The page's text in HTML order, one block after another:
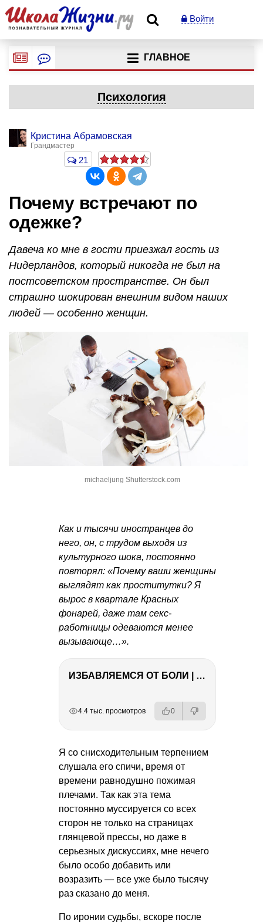
Войти
ГЛАВНОЕ
Психология
Кристина Абрамовская
Грандмастер
21
Почему встречают по
одежке?
Давеча ко мне в гости приезжал гость из
Нидерландов, который никогда не был на
постсоветском пространстве. Он был
страшно шокирован внешним видом наших
людей — особенно женщин.
michaeljung Shutterstock.com
Как и тысячи иностранцев до
него, он, с трудом выходя из
культурного шока, постоянно
повторял: «Почему ваши женщины
выглядят как проститутки? Я
вырос в квартале Красных
фонарей, даже там секс-
работницы одеваются менее
вызывающе…».
ИЗБАВЛЯЕМСЯ ОТ БОЛИ | Важность режима и питания
4.4 тыс. просмотров 0
Я со снисходительным терпением
слушала его спичи, время от
времени равнодушно пожимая
плечами. Так как эта тема
постоянно муссируется со всех
сторон не только на страницах
глянцевой прессы, но даже в
серьезных дискуссиях, мне нечего
было особо добавить или
возразить — все уже было тысячу
раз сказано до меня.
По иронии судьбы, вскоре после